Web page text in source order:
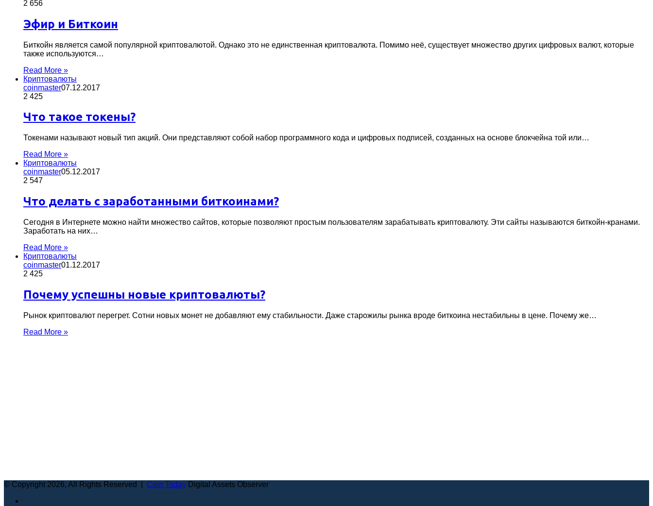
2 656
Эфир и Биткоин
Биткойн является самой популярной криптовалютой. Однако это не единственная криптовалюта. Помимо неё, существует множество других цифровых валют, которые
также используются…
Read More »
Криптовалюты
coinmaster07.12.2017
2 425
Что такое токены?
Токенами называют новый тип акций. Они представляют собой набор программного кода и цифровых подписей, созданных на основе блокчейна той или…
Read More »
Криптовалюты
coinmaster05.12.2017
2 547
Что делать с заработанными биткоинами?
Сегодня в Интернете можно найти множество сайтов, которые позволяют простым пользователям зарабатывать криптовалюту. Эти сайты называются биткойн-кранами.
Заработать на них…
Read More »
Криптовалюты
coinmaster01.12.2017
2 425
Почему успешны новые криптовалюты?
Рынок криптовалют перегрет. Сотни новых монет не добавляют ему стабильности. Даже старожилы рынка вроде биткоина нестабильны в цене. Почему же…
Read More »
© Copyright 2026, All Rights Reserved | Coin Today Digital Assets Observer